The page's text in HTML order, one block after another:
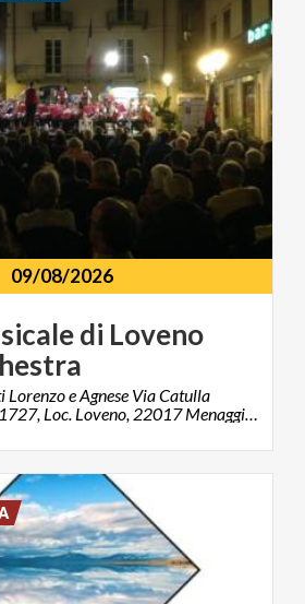
09/08/2026
di Loveno
Lorenzo e Agnese Via Catulla